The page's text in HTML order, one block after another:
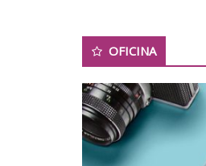
OFICINA